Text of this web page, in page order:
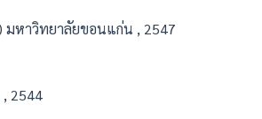
มหาวิทยาลัยขอนแก่น , 2547
2544